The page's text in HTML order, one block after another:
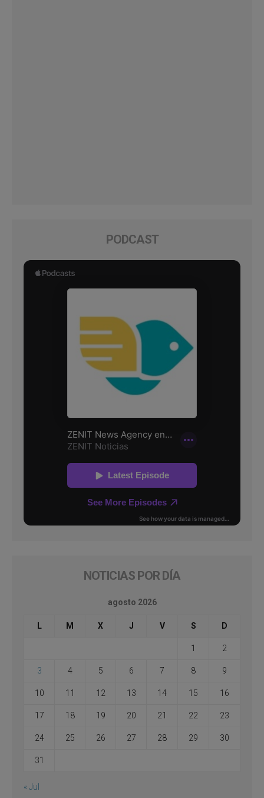
PODCAST
NOTICIAS POR DÍA
agosto 2026
L M X J V S D
1 2
3 4 5 6 7 8 9
10 11 12 13 14 15 16
17 18 19 20 21 22 23
24 25 26 27 28 29 30
31
« Jul